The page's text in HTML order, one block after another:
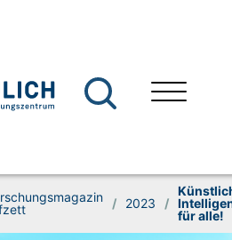
/ 2023 /
für alle!